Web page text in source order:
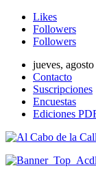
Likes
Followers
Followers
jueves,
Contacto
Suscripciones
Encuestas
Ediciones